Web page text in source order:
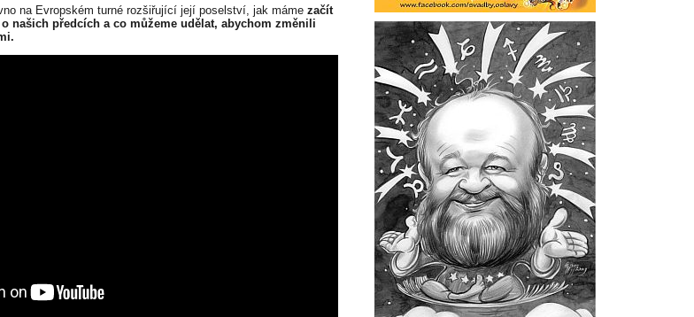
na Evropském turné rozšiřující její poselství, jak máme začít
o našich předcích a co můžeme udělat, abychom změnili